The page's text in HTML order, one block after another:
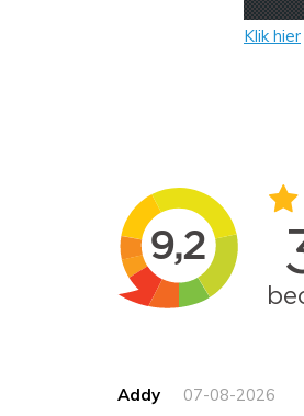
Klik hier
Addy 07-08-2026